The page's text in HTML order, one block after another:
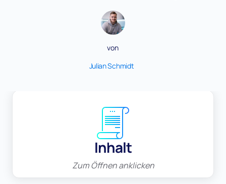
von
Julian Schmidt
Inhalt
Zum Öffnen anklicken